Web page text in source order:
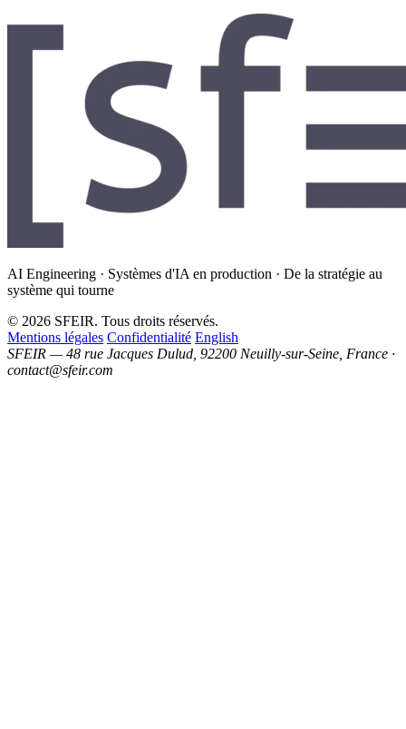
AI Engineering · Systèmes d'IA en production · De la stratégie au
système qui tourne
© 2026 SFEIR. Tous droits réservés.
Mentions légales Confidentialité English
SFEIR — 48 rue Jacques Dulud, 92200 Neuilly-sur-Seine, France ·
contact@sfeir.com